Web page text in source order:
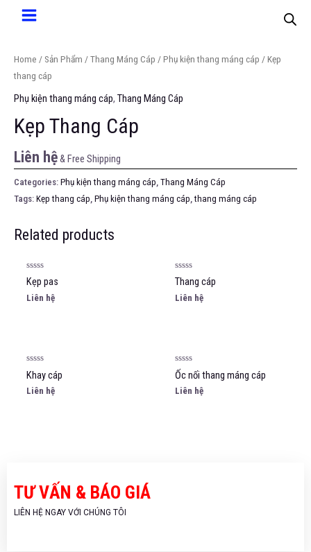
Home / Sản Phẩm / Thang Máng Cáp / Phụ kiện thang máng cáp / Kẹp
thang cáp
Phụ kiện thang máng cáp, Thang Máng Cáp
Kẹp Thang Cáp
Liên hệ& Free Shipping
Categories: Phụ kiện thang máng cáp Thang Máng Cáp
Tags: Kẹp thang cáp Phụ kiện thang máng cáp ,thang máng cáp
Related products
Rated
0
out
of
Kẹp pas
Liên hệ
Rated
0
out
of
Thang cáp
Liên hệ
Rated
0
out
of
Khay cáp
Liên hệ
Rated
0
out
of
Ốc nối thang máng cáp
Liên hệ
TƯ VẤN & BÁO GIÁ
LIÊN HỆ NGAY VỚI CHÚNG TÔI